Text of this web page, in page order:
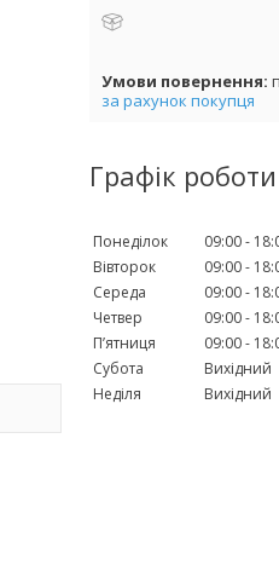
за рахунок покупця
Графік роботи
Понеділок 09:00
Вівторок
09:00
Середа
09:00
Четвер
09:00
Пʼятниця
09:00
Субота
Вихідний
Неділя
Вихідний